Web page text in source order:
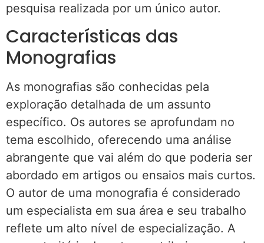
pesquisa realizada por um único autor.
Características das
Monografias
As monografias são conhecidas pela
exploração detalhada de um assunto
específico. Os autores se aprofundam no
tema escolhido, oferecendo uma análise
abrangente que vai além do que poderia ser
abordado em artigos ou ensaios mais curtos.
O autor de uma monografia é considerado
um especialista em sua área e seu trabalho
reflete um alto nível de especialização. A